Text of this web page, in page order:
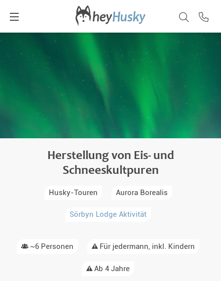
Herstellung von Eis- und
Schneeskultpuren
Husky-Touren Aurora Borealis
Sörbyn Lodge Aktivität
~6 Personen Für jedermann, inkl. Kindern
Ab 4 Jahre